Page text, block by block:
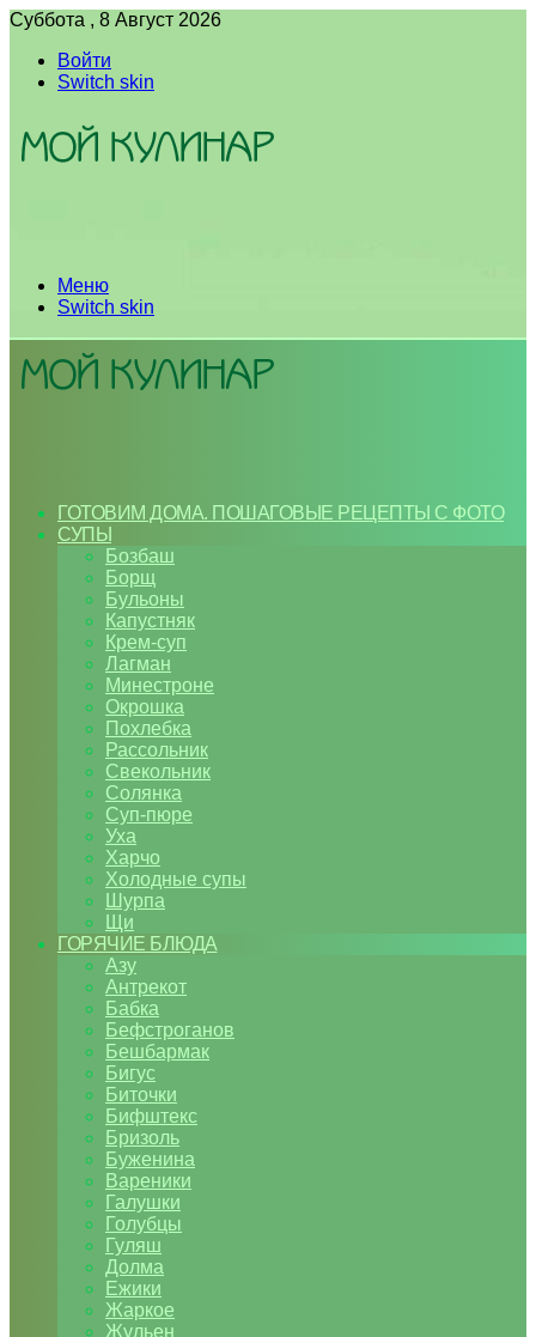
Суббота , 8 Август 2026
Войти
Switch skin
Меню
Switch skin
ГОТОВИМ ДОМА. ПОШАГОВЫЕ РЕЦЕПТЫ С ФОТО
СУПЫ
Бозбаш
Борщ
Бульоны
Капустняк
Крем-суп
Лагман
Минестроне
Окрошка
Похлебка
Рассольник
Свекольник
Солянка
Суп-пюре
Уха
Харчо
Холодные супы
Шурпа
Щи
ГОРЯЧИЕ БЛЮДА
Азу
Антрекот
Бабка
Бефстроганов
Бешбармак
Бигус
Биточки
Бифштекс
Бризоль
Буженина
Вареники
Галушки
Голубцы
Гуляш
Долма
Ежики
Жаркое
Жульен